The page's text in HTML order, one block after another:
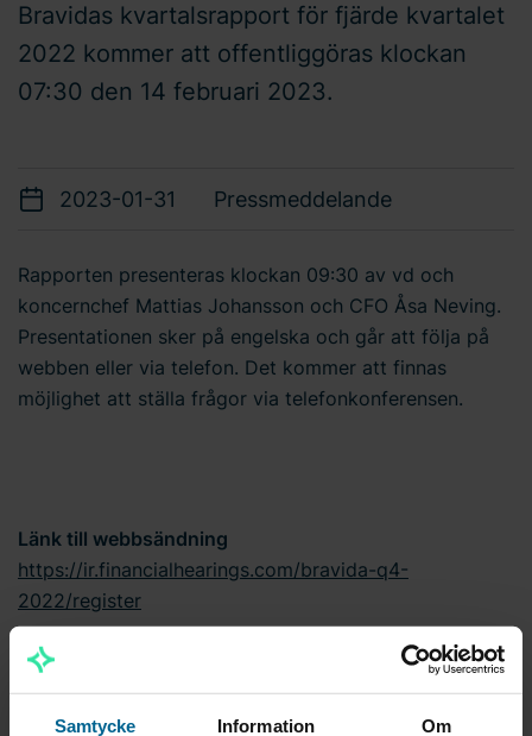
Samtycke Information Om
Bravidas kvartalsrapport för fjärde kvartalet
2022 kommer att offentliggöras klockan
07:30 den 14 februari 2023.
2023-01-31 Pressmeddelande
Rapporten presenteras klockan 09:30 av vd och
koncernchef Mattias Johansson och CFO Åsa Neving.
Presentationen sker på engelska och går att följa på
webben eller via telefon. Det kommer att finnas
möjlighet att ställa frågor via telefonkonferensen.
Länk till webbsändning
https://ir.financialhearings.com/bravida-q4-
2022/register
Telefonnummer för telefonkonferens